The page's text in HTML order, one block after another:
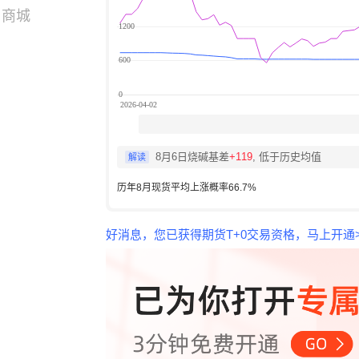
商城
解读 8月6日烧碱基差+119, 低于历史均值
历年8月现货平均上涨概率66.7%
好消息，您已获得期货T+0交易资格，马上开通